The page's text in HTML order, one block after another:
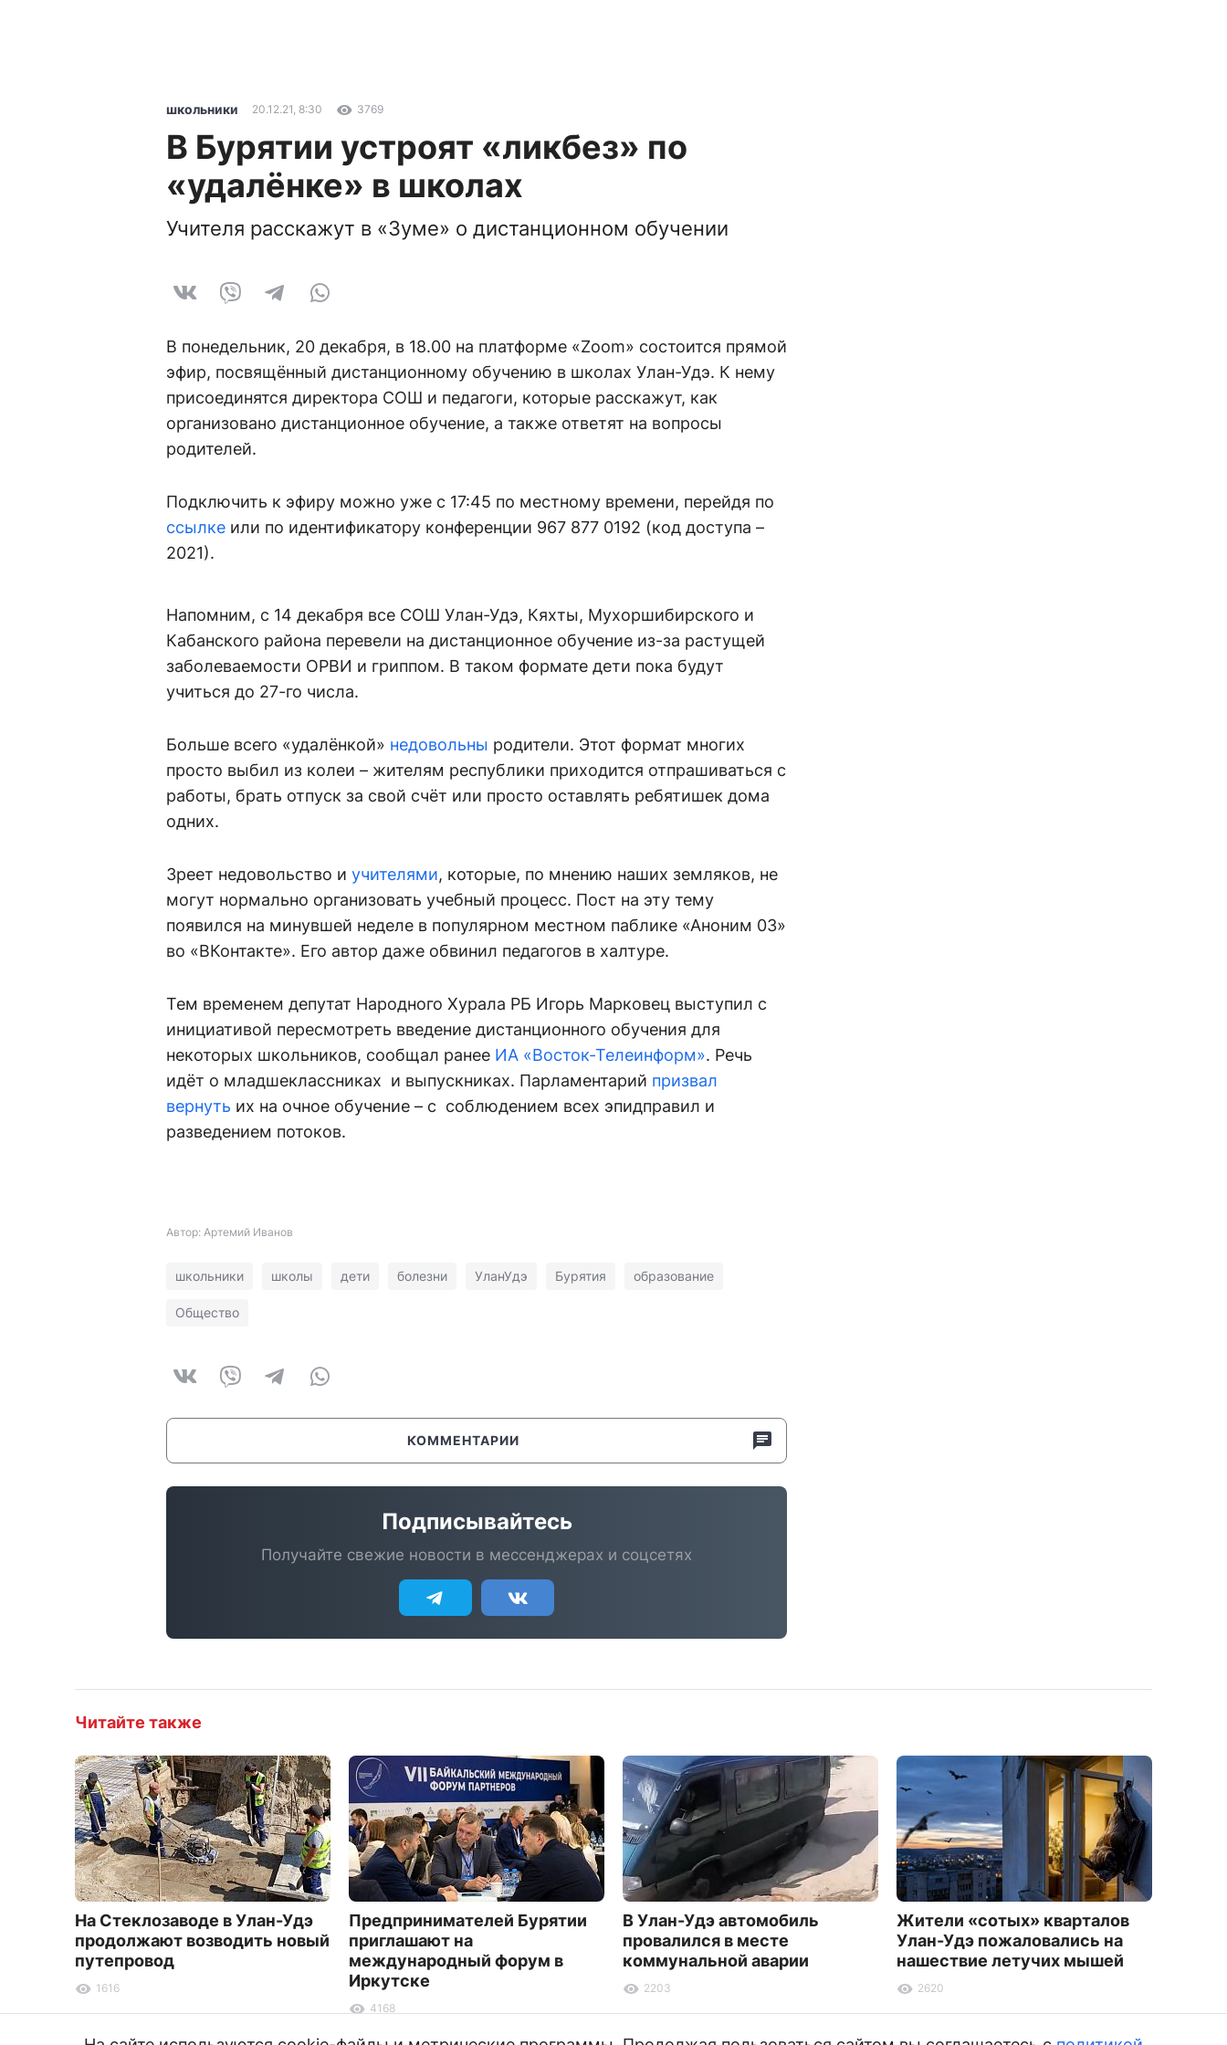
школьники 20.12.21, 8:30 3769
В Бурятии устроят «ликбез» по
«удалёнке» в школах
Учителя расскажут в «Зуме» о дистанционном обучении
В понедельник, 20 декабря, в 18.00 на платформе «Zoom» состоится прямой
эфир, посвящённый дистанционному обучению в школах Улан-Удэ. К нему
присоединятся директора СОШ и педагоги, которые расскажут, как
организовано дистанционное обучение, а также ответят на вопросы
родителей.
Подключить к эфиру можно уже с 17:45 по местному времени, перейдя по
ссылке или по идентификатору конференции 967 877 0192 (код доступа –
2021).
Напомним, с 14 декабря все СОШ Улан-Удэ, Кяхты, Мухоршибирского и
Кабанского района перевели на дистанционное обучение из-за растущей
заболеваемости ОРВИ и гриппом. В таком формате дети пока будут
учиться до 27-го числа.
Больше всего «удалёнкой» недовольны родители. Этот формат многих
просто выбил из колеи – жителям республики приходится отпрашиваться с
работы, брать отпуск за свой счёт или просто оставлять ребятишек дома
одних.
Зреет недовольство и учителями, которые, по мнению наших земляков, не
могут нормально организовать учебный процесс. Пост на эту тему
появился на минувшей неделе в популярном местном паблике «Аноним 03»
во «ВКонтакте». Его автор даже обвинил педагогов в халтуре.
Тем временем депутат Народного Хурала РБ Игорь Марковец выступил с
инициативой пересмотреть введение дистанционного обучения для
некоторых школьников, сообщал ранее ИА «Восток-Телеинформ». Речь
идёт о младшеклассниках и выпускниках. Парламентарий призвал
вернуть их на очное обучение – с соблюдением всех эпидправил и
разведением потоков.
Автор: Артемий Иванов
школьники школы дети болезни УланУдэ Бурятия образование
Общество
КОММЕНТАРИИ
Подписывайтесь
Получайте свежие новости в мессенджерах и соцсетях
Читайте также
На Стеклозаводе в Улан-Удэ
продолжают возводить новый
путепровод
1616
Предпринимателей Бурятии
приглашают на
международный форум в
Иркутске
4168
В Улан-Удэ автомобиль
провалился в месте
коммунальной аварии
2203
Жители «сотых» кварталов
Улан-Удэ пожаловались на
нашествие летучих мышей
2620